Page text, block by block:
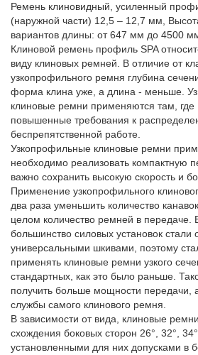
Ремень клиновидный, усиленный
(наружной части) 12,5 – 12,7 мм,
вариантов длины: от 647 мм до 4500
Клиновой ремень профиль SPA
виду клиновых ремней. В отличие от
узкопрофильного ремня глубина
форма клина уже, а длина - меньше.
клиновые ремни применяются там, где
повышенные требования к
беспрепятственной работе.
Узкопрофильные клиновые ремни
необходимо реализовать компактную
важно сохранить высокую скорость и
Применение узкопрофильного
два раза уменьшить количество
целом количество ремней в передаче.
большинство силовых установок стали
универсальными шкивами, поэтому
применять клиновые ремни узкого
стандартных, как это было раньше.
получить больше мощности передачи,
службы самого клинового ремня.
В зависимости от вида, клиновые
схождения боковых сторон 26°, 32°,
установленными для них допусками